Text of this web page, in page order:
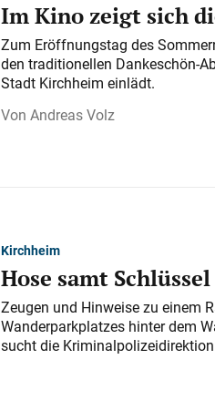
Im Kino zeigt sich
Zum Eröffnungstag des
den traditionellen Dankeschön-
Stadt Kirchheim einlädt.
Andreas Volz
Kirchheim
Hose samt
Zeugen und Hinweise zu einem
Wanderparkplatzes hinter dem
sucht die